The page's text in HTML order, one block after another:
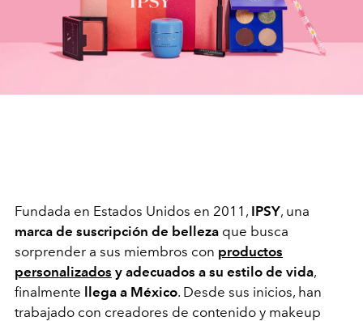
Fundada en Estados Unidos en 2011, IPSY, una
marca de suscripción de belleza que busca
sorprender a sus miembros con productos
personalizados y adecuados a su estilo de vida,
finalmente llega a México. Desde sus inicios, han
trabajado con creadores de contenido y makeup